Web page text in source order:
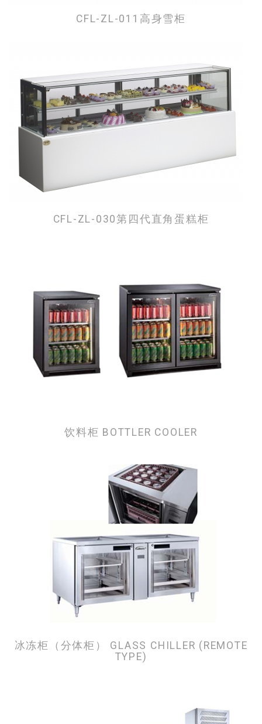
CFL-ZL-011高身雪柜
CFL-ZL-030第四代直角蛋糕柜
饮料柜 BOTTLER COOLER
冰冻柜（分体柜） GLASS CHILLER (REMOTE
TYPE)